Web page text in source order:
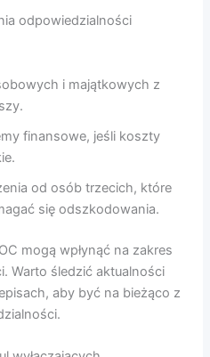
odpowiedzialności
i majątkowych z
finansowe, jeśli koszty
od osób trzecich, które
się odszkodowania.
mogą wpłynąć na zakres
Warto śledzić aktualności
aby być na bieżąco z